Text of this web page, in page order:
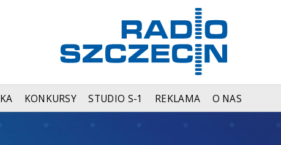
KONKURSY STUDIO S-1 REKLAMA O NAS